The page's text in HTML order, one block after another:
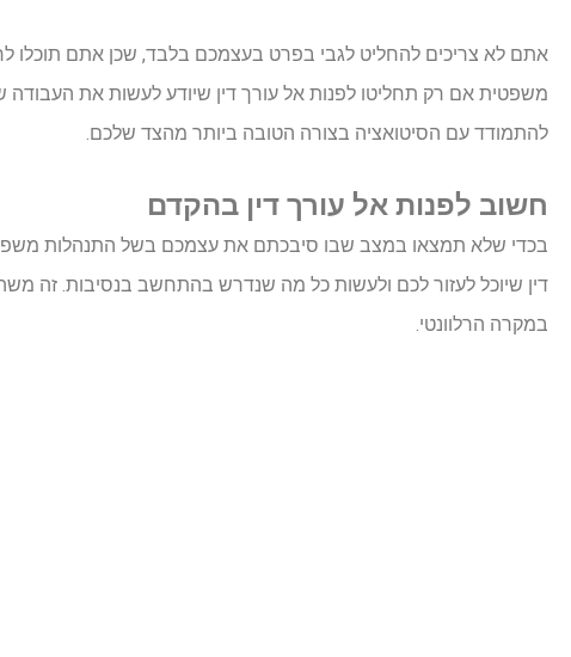
אתם לא צריכים להחליט לגבי בפרט בעצמכם בלבד, שכן אתם תוכלו
משפטית אם רק תחליטו לפנות אל עורך דין שיודע לעשות את העבודה
להתמודד עם הסיטואציה בצורה הטובה ביותר מהצד שלכם.
חשוב לפנות אל עורך דין בהקדם
בכדי שלא תמצאו במצב שבו סיבכתם את עצמכם בשל התנהלות
דין שיוכל לעזור לכם ולעשות כל מה שנדרש בהתחשב בנסיבות. זה
במקרה הרלוונטי.